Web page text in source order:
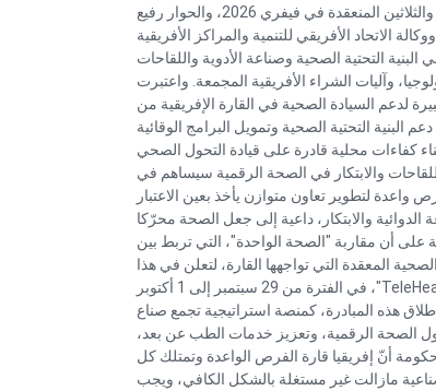
انخرطت في تنفيذ توصيات قمم الاتحاد الأفريقي، لا سيما القمة التاسعة والثلاثين المنعقدة في فيفري 2026، والحوار رفيع
الاتحاد الأفريقي للتنمية والمراكز الأفريقية
التحتية الصحية وصناعة الأدوية واللقاحات
وآليات الشراء الأفريقية المجمعة. واعتبرت
لدعم السيادة الصحية في القارة الإفريقية من
البنية التحتية الصحية وتمويل البرامج الوقائية
كفاءات محلية قادرة على قيادة التحول الصحي
والابتكار في الصحة الرقمية سيساهم في
واعدة لتطوير تعاون متوازن يأخذ بعين الاعتبار
والابتكار، داعية إلى جعل الصحة محرّكا
على أن مقاربة "الصحة الواحدة"، التي تربط بين
المعقدة التي تواجهها القارة، لتعلن في هذا
السياق، بأنّ تونس ستستضيف تظاهرة دولية كبرى بعنوان "TeleHealthConnect 2026"، في الفترة من 29 سبتمبر إلى 1 أكتوبر
هذه المبادرة، كمنصة استراتيجية تجمع صناع
الصحة الرقمية، وتعزيز خدمات الطب عن بعد،
أنّ إفريقيا قارة الفرص الواعدة وتمتلك كل
مازالت غير مستغلة بالشكل الكافي، ويجب